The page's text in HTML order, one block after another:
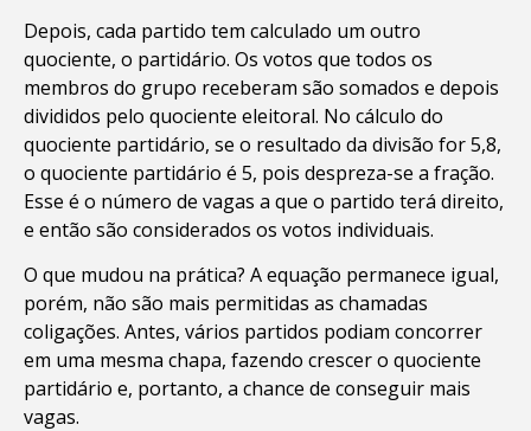
Depois, cada partido tem calculado um outro
quociente, o partidário. Os votos que todos os
membros do grupo receberam são somados e depois
divididos pelo quociente eleitoral. No cálculo do
quociente partidário, se o resultado da divisão for 5,8,
o quociente partidário é 5, pois despreza-se a fração.
Esse é o número de vagas a que o partido terá direito,
e então são considerados os votos individuais.
O que mudou na prática? A equação permanece igual,
porém, não são mais permitidas as chamadas
coligações. Antes, vários partidos podiam concorrer
em uma mesma chapa, fazendo crescer o quociente
partidário e, portanto, a chance de conseguir mais
vagas.